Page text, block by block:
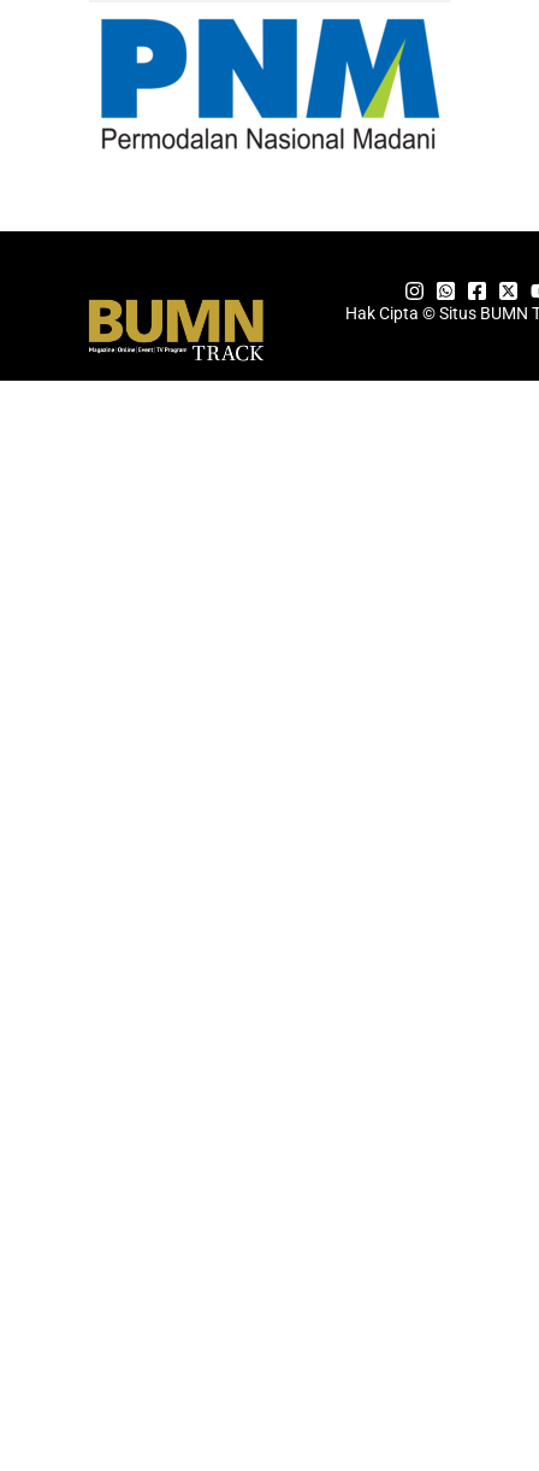
Hak Cipta © Situs BUMN